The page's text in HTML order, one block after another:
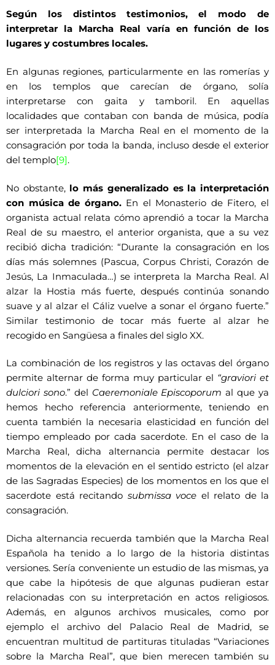
Según los distintos testimonios, el modo de
interpretar la Marcha Real varía en función de los
lugares y costumbres locales.
En algunas regiones, particularmente en las romerías y
en los templos que carecían de órgano, solía
interpretarse con gaita y tamboril. En aquellas
localidades que contaban con banda de música, podía
ser interpretada la Marcha Real en el momento de la
consagración por toda la banda, incluso desde el exterior
del templo[9].
No obstante, lo más generalizado es la interpretación
con música de órgano.En el Monasterio de Fitero, el
organista actual relata cómo aprendió a tocar la Marcha
Real de su maestro, el anterior organista, que a su vez
recibió dicha tradición: “Durante la consagración en los
días más solemnes (Pascua, Corpus Christi, Corazón de
Jesús, La Inmaculada…) se interpreta la Marcha Real. Al
alzar la Hostia más fuerte, después continúa sonando
suave y al alzar el Cáliz vuelve a sonar el órgano fuerte.”
Similar testimonio de tocar más fuerte al alzar he
recogido en Sangüesa a finales del siglo XX.
La combinación de los registros y las octavas del órgano
permite alternar de forma muy particular el
“graviori et
dulciori sono.” del Caeremoniale Episcoporum al que ya
hemos hecho referencia anteriormente, teniendo en
cuenta también la necesaria elasticidad en función del
tiempo empleado por cada sacerdote. En el caso de la
Marcha Real, dicha alternancia permite destacar los
momentos de la elevación en el sentido estricto (el alzar
de las Sagradas Especies) de los momentos en los que el
sacerdote está recitando submissa voce el relato de la
consagración.
Dicha alternancia recuerda también que la Marcha Real
Española ha tenido a lo largo de la historia distintas
versiones. Sería conveniente un estudio de las mismas, ya
que cabe la hipótesis de que algunas pudieran estar
relacionadas con su interpretación en actos religiosos.
Además, en algunos archivos musicales, como por
ejemplo el archivo del Palacio Real de Madrid, se
encuentran multitud de partituras tituladas “Variaciones
sobre la Marcha Real”, que bien merecen también su